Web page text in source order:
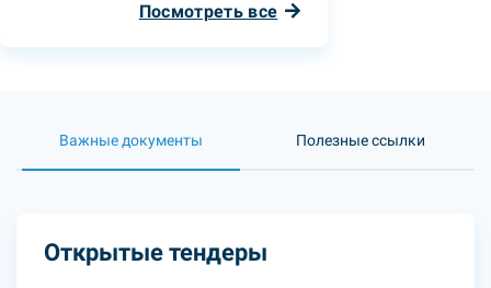
Посмотреть все
Важные документы Полезные ссылки
Открытые тендеры